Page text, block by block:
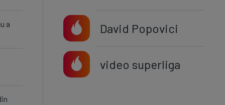
a
David Popovici
video superliga